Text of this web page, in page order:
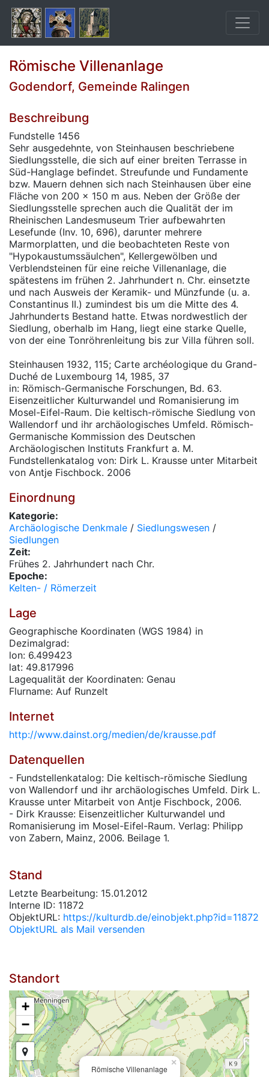
Römische Villenanlage
Godendorf, Gemeinde Ralingen
Beschreibung
Fundstelle 1456
Sehr ausgedehnte, von Steinhausen beschriebene
Siedlungsstelle, die sich auf einer breiten Terrasse in
Süd-Hanglage befindet. Streufunde und Fundamente
bzw. Mauern dehnen sich nach Steinhausen über eine
Fläche von 200 x 150 m aus. Neben der Größe der
Siedlungsstelle sprechen auch die Qualität der im
Rheinischen Landesmuseum Trier aufbewahrten
Lesefunde (Inv. 10, 696), darunter mehrere
Marmorplatten, und die beobachteten Reste von
"Hypokaustumssäulchen", Kellergewölben und
Verblendsteinen für eine reiche Villenanlage, die
spätestens im frühen 2. Jahrhundert n. Chr. einsetzte
und nach Ausweis der Keramik- und Münzfunde (u. a.
Constantinus II.) zumindest bis um die Mitte des 4.
Jahrhunderts Bestand hatte. Etwas nordwestlich der
Siedlung, oberhalb im Hang, liegt eine starke Quelle,
von der eine Tonröhrenleitung bis zur Villa führen soll.
Steinhausen 1932, 115; Carte archéologique du Grand-
Duché de Luxembourg 14, 1985, 37
in: Römisch-Germanische Forschungen, Bd. 63.
Eisenzeitlicher Kulturwandel und Romanisierung im
Mosel-Eifel-Raum. Die keltisch-römische Siedlung von
Wallendorf und ihr archäologisches Umfeld. Römisch-
Germanische Kommission des Deutschen
Archäologischen Instituts Frankfurt a. M.
Fundstellenkatalog von: Dirk L. Krausse unter Mitarbeit
von Antje Fischbock. 2006
Einordnung
Kategorie:
Archäologische Denkmale / Siedlungswesen /
Siedlungen
Zeit:
Frühes 2. Jahrhundert nach Chr.
Epoche:
Kelten- / Römerzeit
Lage
Geographische Koordinaten (WGS 1984) in
Dezimalgrad:
lon: 6.499423
lat: 49.817996
Lagequalität der Koordinaten: Genau
Flurname: Auf Runzelt
Internet
http://www.dainst.org/medien/de/krausse.pdf
Datenquellen
- Fundstellenkatalog: Die keltisch-römische Siedlung
von Wallendorf und ihr archäologisches Umfeld. Dirk L.
Krausse unter Mitarbeit von Antje Fischbock, 2006.
- Dirk Krausse: Eisenzeitlicher Kulturwandel und
Romanisierung im Mosel-Eifel-Raum. Verlag: Philipp
von Zabern, Mainz, 2006. Beilage 1.
Stand
Letzte Bearbeitung: 15.01.2012
Interne ID: 11872
ObjektURL: https://kulturdb.de/einobjekt.php?id=11872
ObjektURL als Mail versenden
Standort
Römische Villenanlage
×
+
−